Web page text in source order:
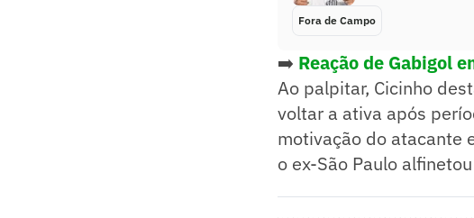
Fora de Campo
➡️ Reação de Gabigol
Ao palpitar, Cicinho
voltar a ativa após
motivação do atacante
o ex-São Paulo